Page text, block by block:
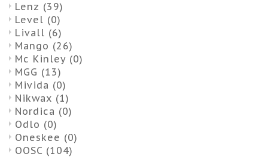
Lenz (39)
Level (0)
Livall (6)
Mango (26)
Mc Kinley (0)
MGG (13)
Mivida (0)
Nikwax (1)
Nordica (0)
Odlo (0)
Oneskee (0)
OOSC (104)